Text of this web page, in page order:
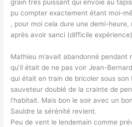
grain très puissant qui envoie au
pu compter exactement étant moi-
, pour moi cela dure une demi-
après avoir sanci (difficile
Mathieu m’avait abandonné pendant
qu’il était de ne pas voir Jean-
qui était en train de bricoler sous son
sauveteur doublé de la crainte de
l’habitait. Mais bon le soir avec un
Sauldre la sérénité revient.
Peu de vent le lendemain comme